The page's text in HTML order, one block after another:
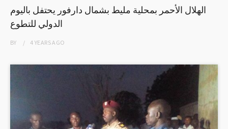
الهلال الأحمر بمحلية مليط بشمال دارفور يحتفل باليوم
الدولي للتطوع
BY 4 YEARSAGO